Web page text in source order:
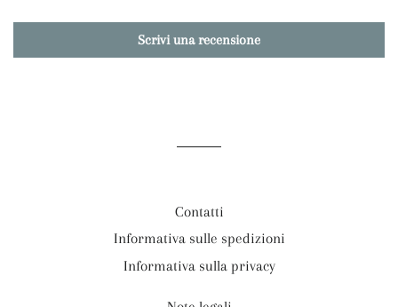
Scrivi una recensione
Contatti
Informativa sulle spedizioni
Informativa sulla privacy